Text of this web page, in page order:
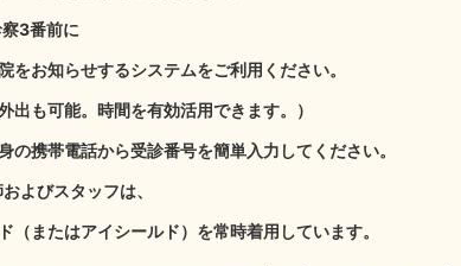
3番前に
お知らせするシステムをご利用ください。
可能。時間を有効活用できます。）
帯電話から受診番号を簡単入力してください。
よびスタッフは、
（またはアイシールド）を常時着用しています。